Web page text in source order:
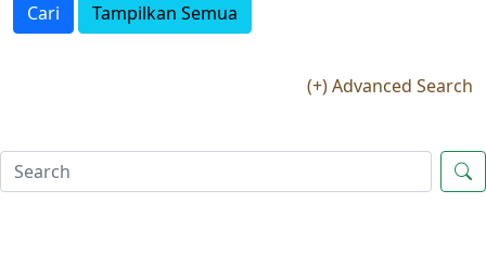
Cari Tampilkan Semua
(+) Advanced Search